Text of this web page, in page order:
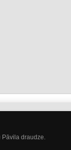
draudze.